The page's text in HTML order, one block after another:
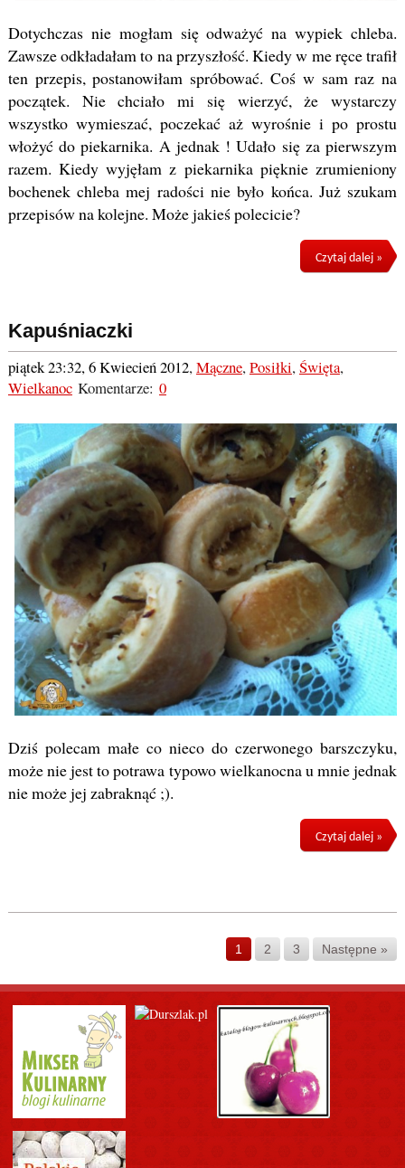
Dotychczas nie mogłam się odważyć na wypiek chleba.
Zawsze odkładałam to na przyszłość. Kiedy w me ręce trafił
ten przepis, postanowiłam spróbować. Coś w sam raz na
początek. Nie chciało mi się wierzyć, że wystarczy
wszystko wymieszać, poczekać aż wyrośnie i po prostu
włożyć do piekarnika. A jednak ! Udało się za pierwszym
razem. Kiedy wyjęłam z piekarnika pięknie zrumieniony
bochenek chleba mej radości nie było końca. Już szukam
przepisów na kolejne. Może jakieś polecicie?
Czytaj dalej »
Kapuśniaczki
piątek 23:32, 6 Kwiecień 2012,Mączne,Posiłki,Święta,
WielkanocKomentarze: 0
Dziś polecam małe co nieco do czerwonego barszczyku,
może nie jest to potrawa typowo wielkanocna u mnie jednak
nie może jej zabraknąć ;).
Czytaj dalej »
1 2 3 Następne »